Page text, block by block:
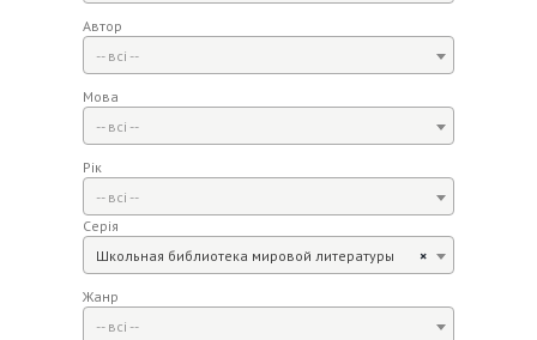
Автор
-- всі --
Мова
-- всі --
Рік
-- всі --
Серія
×
Школьная библиотека мировой литературы
Жанр
-- всі --